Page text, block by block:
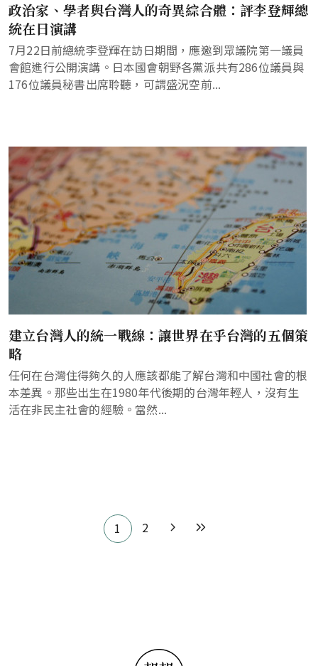
政治家、學者與台灣人的奇異綜合體：評李登輝總
統在日演講
7月22日前總統李登輝在訪日期間，應邀到眾議院第一議員
會館進行公開演講。日本國會朝野各黨派共有286位議員與
176位議員秘書出席聆聽，可謂盛況空前...
建立台灣人的統一戰線：讓世界在乎台灣的五個策
略
任何在台灣住得夠久的人應該都能了解台灣和中國社會的根
本差異。那些出生在1980年代後期的台灣年輕人，沒有生
活在非民主社會的經驗。當然...
1 2